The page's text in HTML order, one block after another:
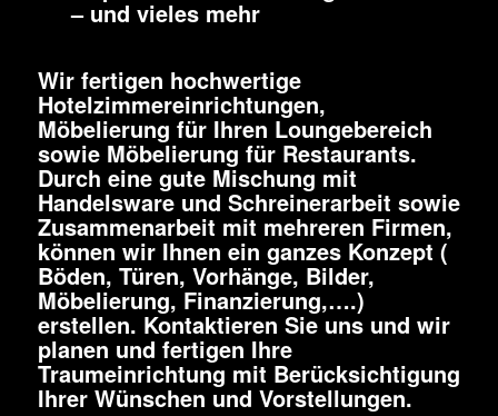
– und vieles mehr
Wir fertigen hochwertige
Hotelzimmereinrichtungen,
Möbelierung für Ihren Loungebereich
sowie Möbelierung für Restaurants.
Durch eine gute Mischung mit
Handelsware und Schreinerarbeit sowie
Zusammenarbeit mit mehreren Firmen,
können wir Ihnen ein ganzes Konzept (
Böden, Türen, Vorhänge, Bilder,
Möbelierung, Finanzierung,….)
erstellen. Kontaktieren Sie uns und wir
planen und fertigen Ihre
Traumeinrichtung mit Berücksichtigung
Ihrer Wünschen und Vorstellungen.